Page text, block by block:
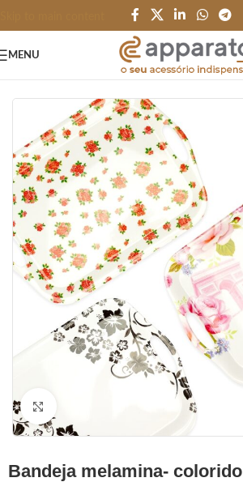
MENU
bandeja melamina- colorido